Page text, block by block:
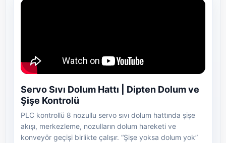
Servo Sıvı Dolum Hattı | Dipten Dolum ve
Şişe Kontrolü
PLC kontrollü 8 nozullu servo sıvı dolum hattında şişe
akışı, merkezleme, nozulların dolum hareketi ve
konveyör geçişi birlikte çalışır. “Şişe yoksa dolum yok”